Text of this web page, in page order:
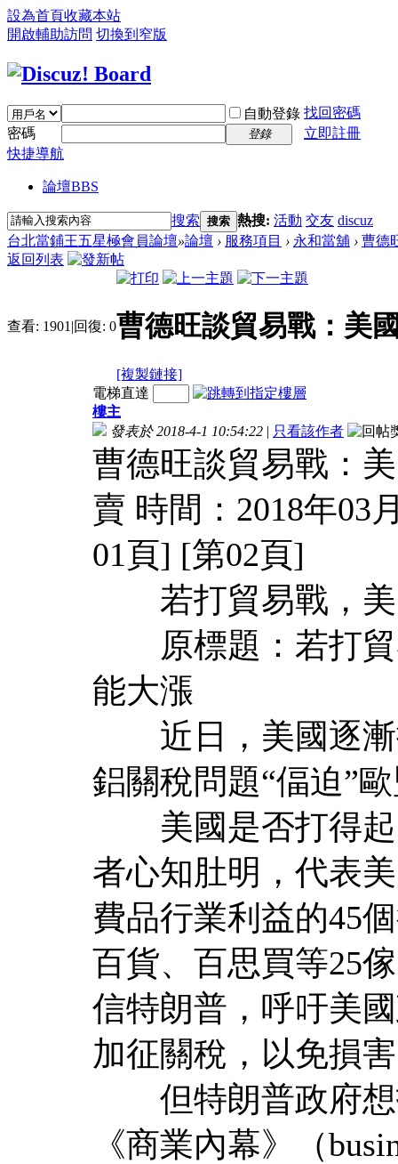
設為首頁收藏本站
開啟輔助訪問 切換到窄版
自動登錄 找回密碼
密碼
登錄
立即註冊
快捷導航
論壇BBS
搜索 搜索 熱搜: 活動 交友 discuz
台北當鋪王五星極會員論壇»論壇 › 服務項目 › 永和當舖 › 曹德
返回列表
查看: 1901 |回復: 0曹德旺談貿易戰：美
[複製鏈接]
電梯直達
樓主
發表於 2018-4-1 10:54:22 | 只看該作者
曹德旺談貿易戰：
賣 時間：2018年03
01頁] [第02頁]
若打貿易戰，美
原標題：若打貿
能大漲
近日，美國逐漸
鋁關稅問題“偪迫”
美國是否打得起
者心知肚明，代表
費品行業利益的45
百貨、百思買等25
信特朗普，呼吁美
加征關稅，以免損
但特朗普政府想
《商業內幕》（